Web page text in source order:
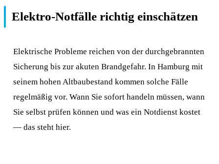
Elektro-Notfälle richtig einschätzen
Elektrische Probleme reichen von der durchgebrannten
Sicherung bis zur akuten Brandgefahr. In Hamburg mit
seinem hohen Altbaubestand kommen solche Fälle
regelmäßig vor. Wann Sie sofort handeln müssen, wann
Sie selbst prüfen können und was ein Notdienst kostet
— das steht hier.